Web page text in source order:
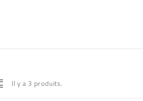
Il y a 3 produits.